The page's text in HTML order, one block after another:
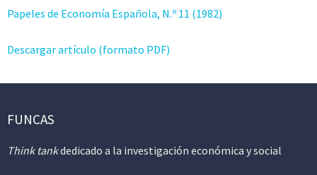
Papeles de Economía Española, N.º 11 (1982)
Descargar artículo (formato PDF)
FUNCAS
Think tankdedicado a la investigación económica y social